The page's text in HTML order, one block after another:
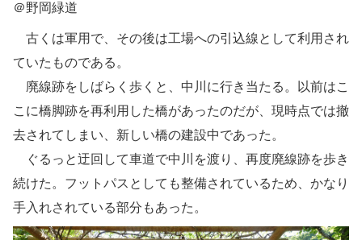
＠野岡緑道
古くは軍用で、その後は工場への引込線として利用され
ていたものである。
廃線跡をしばらく歩くと、中川に行き当たる。以前はこ
こに橋脚跡を再利用した橋があったのだが、現時点では撤
去されてしまい、新しい橋の建設中であった。
ぐるっと迂回して車道で中川を渡り、再度廃線跡を歩き
続けた。フットパスとしても整備されているため、かなり
手入れされている部分もあった。